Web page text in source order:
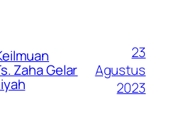
Zaha Gelar
23
Agustus
2023